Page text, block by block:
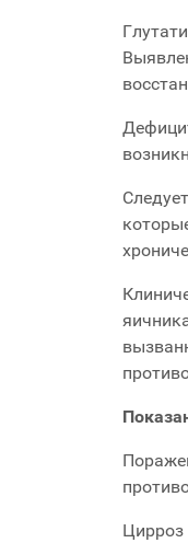
Цирроз